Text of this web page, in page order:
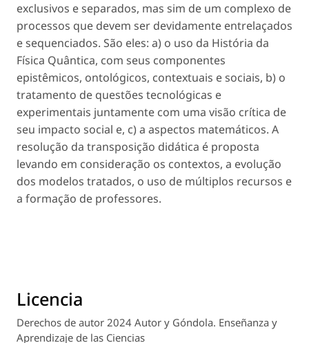
exclusivos e separados, mas sim de um complexo de
processos que devem ser devidamente entrelaçados
e sequenciados. São eles: a) o uso da História da
Física Quântica, com seus componentes
epistêmicos, ontológicos, contextuais e sociais, b) o
tratamento de questões tecnológicas e
experimentais juntamente com uma visão crítica de
seu impacto social e, c) a aspectos matemáticos. A
resolução da transposição didática é proposta
levando em consideração os contextos, a evolução
dos modelos tratados, o uso de múltiplos recursos e
a formação de professores.
Licencia
Derechos de autor 2024 Autor y Góndola. Enseñanza y
Aprendizaje de las Ciencias